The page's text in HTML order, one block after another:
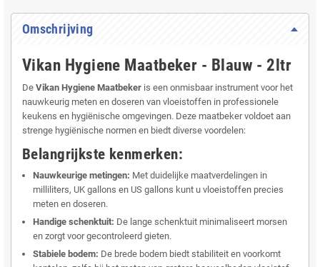
Omschrijving
Vikan Hygiene Maatbeker - Blauw - 2ltr
De Vikan Hygiene Maatbeker is een onmisbaar instrument voor het
nauwkeurig meten en doseren van vloeistoffen in professionele
keukens en hygiënische omgevingen. Deze maatbeker voldoet aan
strenge hygiënische normen en biedt diverse voordelen:
Belangrijkste kenmerken:
Nauwkeurige metingen: Met duidelijke maatverdelingen in
milliliters, UK gallons en US gallons kunt u vloeistoffen precies
meten en doseren.
Handige schenktuit: De lange schenktuit minimaliseert morsen
en zorgt voor gecontroleerd gieten.
Stabiele bodem: De brede bodem biedt stabiliteit en voorkomt